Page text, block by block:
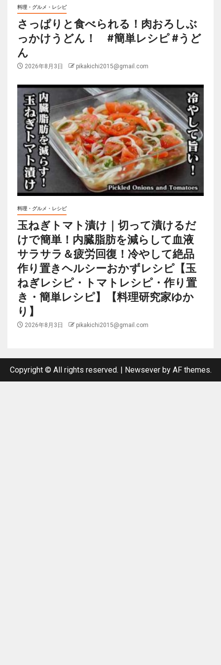
料理・グルメ・レシピ
さっぱりと食べられる！肉おろしぶ
っかけうどん！ #簡単レシピ #うど
ん
2026年8月3日 pikakichi2015@gmail.com
料理・グルメ・レシピ
玉ねぎトマト漬け｜切って漬けるだ
けで簡単！内臓脂肪を減らして血液
サラサラ＆疲労回復！冷やして絶品
作り置きヘルシーおかずレシピ【玉
ねぎレシピ・トマトレシピ・作り置
き・簡単レシピ】【料理研究家ゆか
り】
2026年8月3日 pikakichi2015@gmail.com
Copyright © All rights reserved. | Newseverby AF themes.